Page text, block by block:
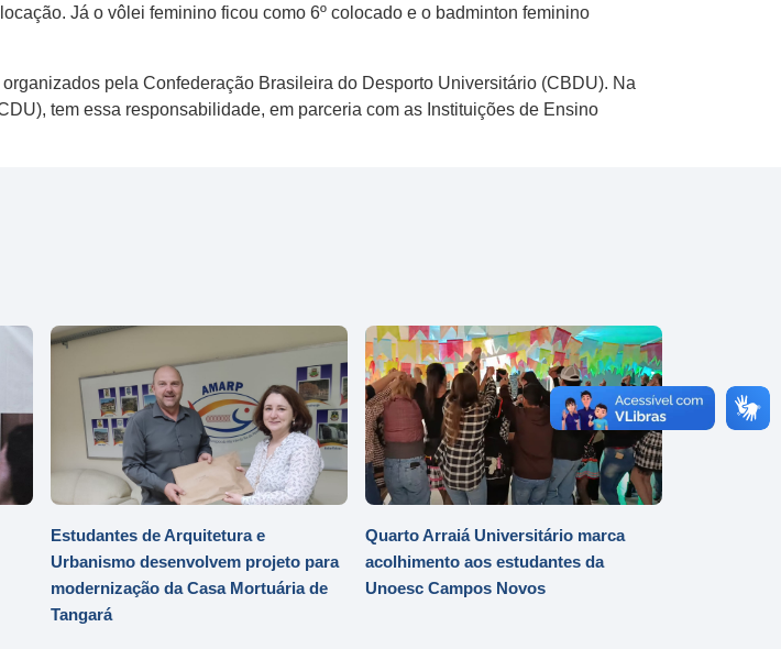
Já o vôlei feminino ficou como 6º colocado e o badminton feminino
pela Confederação Brasileira do Desporto Universitário (CBDU). Na
tem essa responsabilidade, em parceria com as Instituições de Ensino
Estudantes de Arquitetura e
Urbanismo desenvolvem projeto para
modernização da Casa Mortuária de
Tangará
Quarto Arraiá Universitário marca
acolhimento aos estudantes da
Unoesc Campos Novos